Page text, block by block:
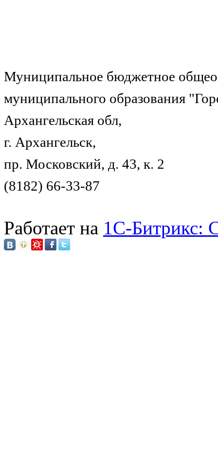
Муниципальное бюджетное
муниципального образования
Архангельская обл,
г. Архангельск,
пр. Московский, д. 43, к. 2
(8182) 66-33-87
Работает на 1C-Битрикс: